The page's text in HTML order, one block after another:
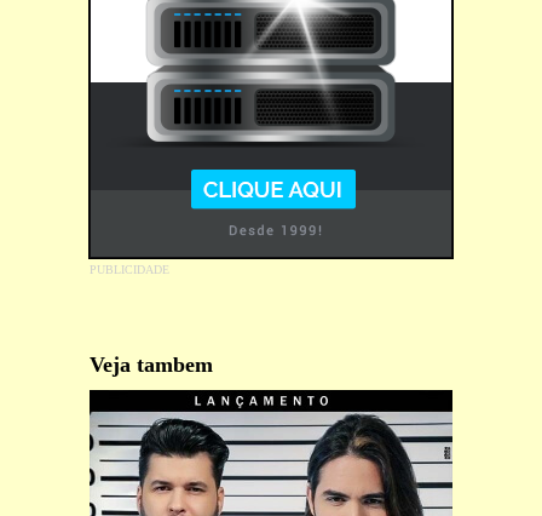
Veja tambem